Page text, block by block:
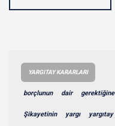
YARGITAY KARARLARI
borçlunun dair gerektiğine
Şikayetinin yargı yargıtay